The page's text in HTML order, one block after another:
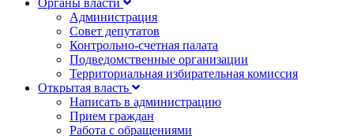
Органы власти
Администрация
Совет депутатов
Контрольно-счетная палата
Подведомственные организации
Территориальная избирательная комиссия
Открытая власть
Написать в администрацию
Прием граждан
Работа с обращениями